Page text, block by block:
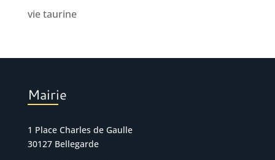
vie taurine
Mairie
1 Place Charles de Gaulle
30127 Bellegarde